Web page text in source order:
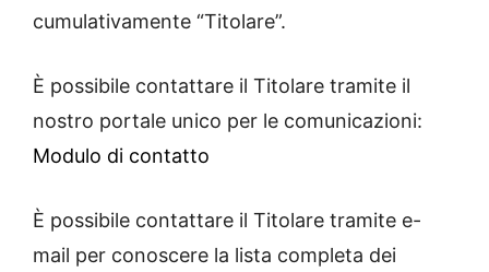
cumulativamente “Titolare”.
È possibile contattare il Titolare tramite il
nostro portale unico per le comunicazioni:
Modulo di contatto
È possibile contattare il Titolare tramite e-
mail per conoscere la lista completa dei